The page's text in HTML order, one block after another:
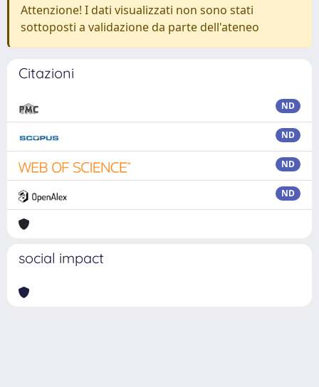
Attenzione! I dati visualizzati non sono stati
sottoposti a validazione da parte dell'ateneo
Citazioni
ND
ND
ND
ND
social impact